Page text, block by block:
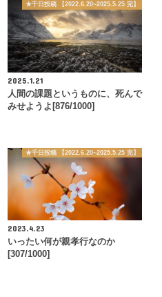
★千日投稿 【2022.6.20~2025.5.25 完】
2025.1.21
人間の課題というものに、死んで
みせようよ[876/1000]
★千日投稿 【2022.6.20~2025.5.25 完】
2023.4.23
いったい何が親孝行なのか
[307/1000]